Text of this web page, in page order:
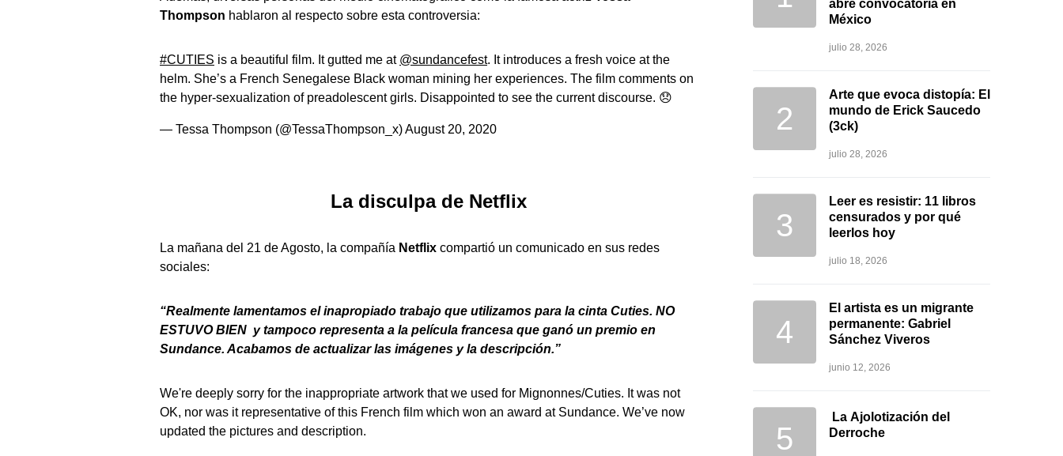
Thompson hablaron al respecto sobre esta controversia:
#CUTIES is a beautiful film. It gutted me at @sundancefest. It introduces a fresh voice at the
helm. She’s a French Senegalese Black woman mining her experiences. The film comments on
the hyper-sexualization of preadolescent girls. Disappointed to see the current discourse. 😞
— Tessa Thompson (@TessaThompson_x)August 20, 2020
La disculpa de Netflix
La mañana del 21 de Agosto, la compañía Netflix compartió un comunicado en sus redes
sociales:
“Realmente lamentamos el inapropiado trabajo que utilizamos para la cinta Cuties. NO
ESTUVO BIEN y tampoco representa a la película francesa que ganó un premio en
Sundance. Acabamos de actualizar las imágenes y la descripción.”
We're deeply sorry for the inappropriate artwork that we used for Mignonnes/Cuties. It was not
OK, nor was it representative of this French film which won an award at Sundance. We’ve now
updated the pictures and description.
abre convocatoria en
México
julio 28, 2026
Arte que evoca distopía: El
mundo de Erick Saucedo
(3ck)
julio 28, 2026
Leer es resistir: 11 libros
censurados y por qué
leerlos hoy
julio 18, 2026
El artista es un migrante
permanente: Gabriel
Sánchez Viveros
junio 12, 2026
La Ajolotización del
Derroche